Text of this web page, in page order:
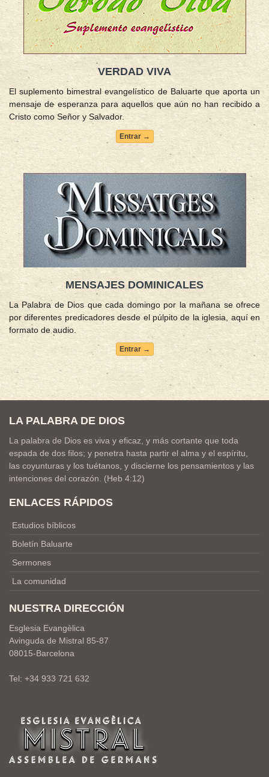
VERDAD VIVA
El suplemento bimestral evangelístico de Baluarte que aporta un
mensaje de esperanza para aquellos que aún no han recibido a
Cristo como Señor y Salvador.
Entrar →
MENSAJES DOMINICALES
La Palabra de Dios que cada domingo por la mañana se ofrece
por diferentes predicadores desde el púlpito de la iglesia, aquí en
formato de audio.
Entrar →
LA PALABRA DE DIOS
La palabra de Dios es viva y eficaz, y más cortante que toda
espada de dos filos; y penetra hasta partir el alma y el espíritu,
las coyunturas y los tuétanos, y discierne los pensamientos y las
intenciones del corazón. (Heb 4:12)
ENLACES RÁPIDOS
Estudios bíblicos
Boletín Baluarte
Sermones
La comunidad
NUESTRA DIRECCIÓN
Esglesia Evangèlica
Avinguda de Mistral 85-87
08015-Barcelona
Tel: +34 933 721 632